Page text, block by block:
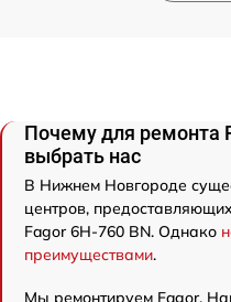
Почему для ремонта
выбрать нас
В Нижнем Новгороде
центров,
Fagor 6H-760 BN. Однако
преимуществами.
Мы ремонтируем Fagor.